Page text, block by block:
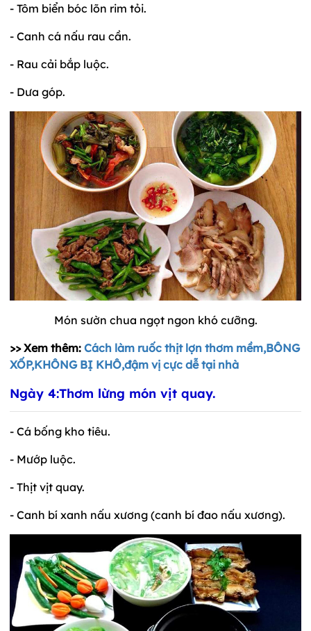
- Tôm biển bóc lõn rim tỏi.
- Canh cá nấu rau cần.
- Rau cải bắp luộc.
- Dưa góp.
Món sườn chua ngọt ngon khó cưỡng.
>> Xem thêm: Cách làm ruốc thịt lợn thơm mềm,BÔNG
XỐP,KHÔNG BỊ KHÔ,đậm vị cực dễ tại nhà
Ngày 4:Thơm lừng món vịt quay.
- Cá bống kho tiêu.
- Mướp luộc.
- Thịt vịt quay.
- Canh bí xanh nấu xương (canh bí đao nấu xương).